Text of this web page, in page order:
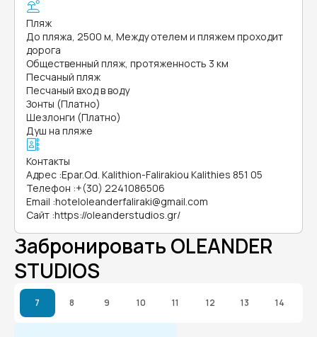
Пляж
До пляжа, 2500 м, Между отелем и пляжем проходит
дорога
Общественный пляж, протяженность 3 км
Песчаный пляж
Песчаный вход в воду
Зонты (Платно)
Шезлонги (Платно)
Душ на пляже
Контакты
Адрес :Epar.Od. Kalithion-Falirakiou Kalithies 851 05
Телефон :+(30) 2241086506
Email :hoteloleanderfaliraki@gmail.com
Сайт :https://oleanderstudios.gr/
Забронировать OLEANDER
STUDIOS
7 8 9 10 11 12 13 14